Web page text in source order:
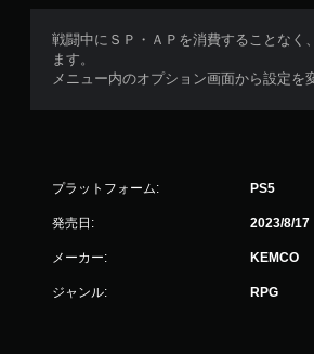
戦闘中にＳＰ・ＡＰを消費することなく
ます。
メニュー内のオプション画面から設定を
プラットフォーム: PS5
発売日: 2023/8/17
メーカー: KEMCO
ジャンル: RPG